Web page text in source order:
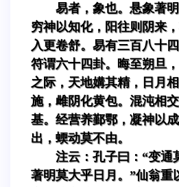
易者，象也。悬象著
穷神以知化，阳往则阴来
入更卷舒。易有三百八十
符谓六十四卦。晦至朔旦
之际，天地媾其精，日月
施，雌阴化黄包。混沌相
基。经营养鄞鄂，凝神以
出，蝡动莫不由。
注云：孔子曰：“变通
著明莫大乎日月。”仙翁重